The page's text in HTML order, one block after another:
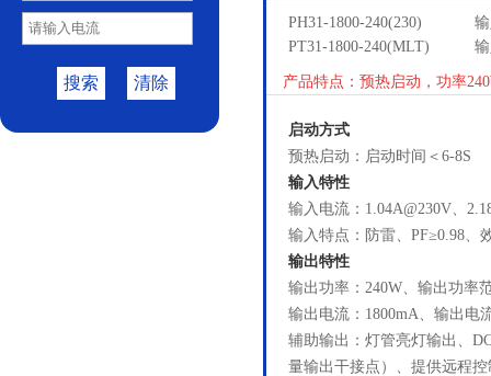
清除
搜索
PH31-1800-240(230)
PT31-1800-240(MLT)
产品特点：预热启动，功率
启动方式
预热启动：启动时间＜6-8S
输入特性
输入电流：1.04A@230V、
输入特点：防雷、PF≥0.98、
输出特性
输出功率：240W、输出功率
输出电流：1800mA、输出电
辅助输出：灯管亮灯输出、
量输出干接点）、提供远程控